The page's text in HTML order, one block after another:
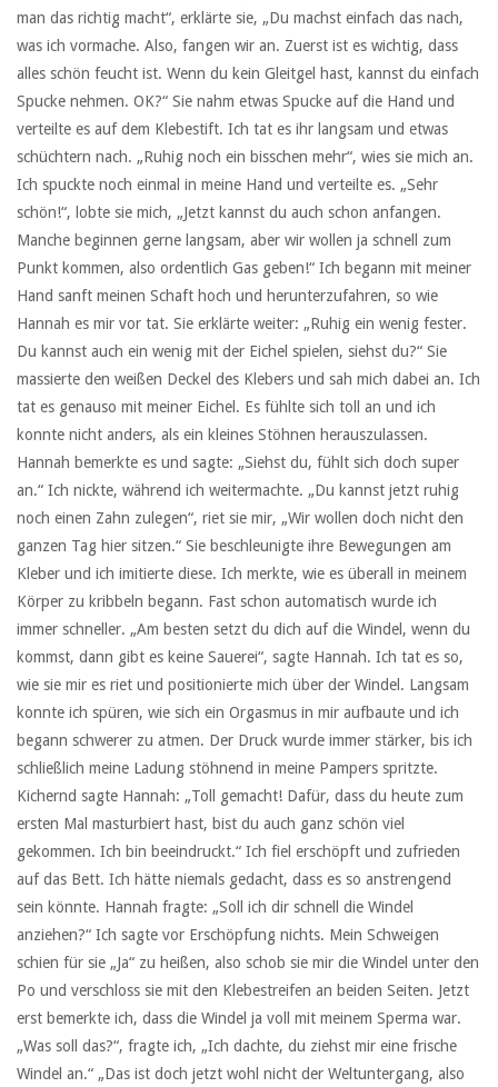
man das richtig macht“, erklärte sie, „Du machst einfach das nach,
was ich vormache. Also, fangen wir an. Zuerst ist es wichtig, dass
alles schön feucht ist. Wenn du kein Gleitgel hast, kannst du einfach
Spucke nehmen. OK?“ Sie nahm etwas Spucke auf die Hand und
verteilte es auf dem Klebestift. Ich tat es ihr langsam und etwas
schüchtern nach. „Ruhig noch ein bisschen mehr“, wies sie mich an.
Ich spuckte noch einmal in meine Hand und verteilte es. „Sehr
schön!“, lobte sie mich, „Jetzt kannst du auch schon anfangen.
Manche beginnen gerne langsam, aber wir wollen ja schnell zum
Punkt kommen, also ordentlich Gas geben!“ Ich begann mit meiner
Hand sanft meinen Schaft hoch und herunterzufahren, so wie
Hannah es mir vor tat. Sie erklärte weiter: „Ruhig ein wenig fester.
Du kannst auch ein wenig mit der Eichel spielen, siehst du?“ Sie
massierte den weißen Deckel des Klebers und sah mich dabei an. Ich
tat es genauso mit meiner Eichel. Es fühlte sich toll an und ich
konnte nicht anders, als ein kleines Stöhnen herauszulassen.
Hannah bemerkte es und sagte: „Siehst du, fühlt sich doch super
an.“ Ich nickte, während ich weitermachte. „Du kannst jetzt ruhig
noch einen Zahn zulegen“, riet sie mir, „Wir wollen doch nicht den
ganzen Tag hier sitzen.“ Sie beschleunigte ihre Bewegungen am
Kleber und ich imitierte diese. Ich merkte, wie es überall in meinem
Körper zu kribbeln begann. Fast schon automatisch wurde ich
immer schneller. „Am besten setzt du dich auf die Windel, wenn du
kommst, dann gibt es keine Sauerei“, sagte Hannah. Ich tat es so,
wie sie mir es riet und positionierte mich über der Windel. Langsam
konnte ich spüren, wie sich ein Orgasmus in mir aufbaute und ich
begann schwerer zu atmen. Der Druck wurde immer stärker, bis ich
schließlich meine Ladung stöhnend in meine Pampers spritzte.
Kichernd sagte Hannah: „Toll gemacht! Dafür, dass du heute zum
ersten Mal masturbiert hast, bist du auch ganz schön viel
gekommen. Ich bin beeindruckt.“ Ich fiel erschöpft und zufrieden
auf das Bett. Ich hätte niemals gedacht, dass es so anstrengend
sein könnte. Hannah fragte: „Soll ich dir schnell die Windel
anziehen?“ Ich sagte vor Erschöpfung nichts. Mein Schweigen
schien für sie „Ja“ zu heißen, also schob sie mir die Windel unter den
Po und verschloss sie mit den Klebestreifen an beiden Seiten. Jetzt
erst bemerkte ich, dass die Windel ja voll mit meinem Sperma war.
„Was soll das?“, fragte ich, „Ich dachte, du ziehst mir eine frische
Windel an.“ „Das ist doch jetzt wohl nicht der Weltuntergang, also